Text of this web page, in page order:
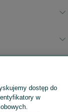
Sprzedaż elektroniki Koło ▶️ szeroki wybór modeli i marek ✅ Nowe i używane oferty w atrakcyjnych cenach ☝ Sprawdź ogłoszenia online na OLX.pl!
dostęp do
w